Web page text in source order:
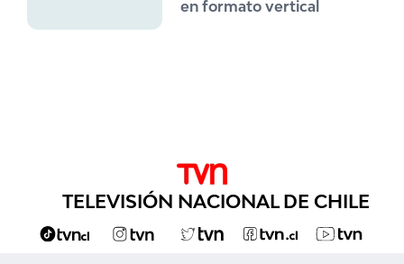
en formato vertical
TELEVISIÓN NACIONAL DE CHILE